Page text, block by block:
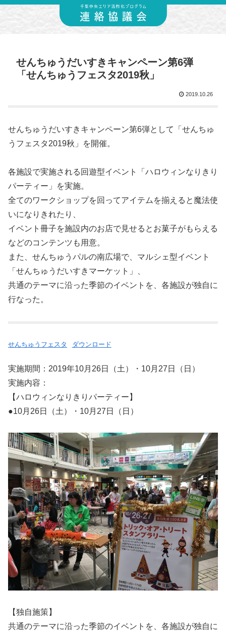
せんちゅうだいすきキャンペーン第6弾
「せんちゅうフェスタ2019秋」
2019.10.26
せんちゅうだいすきキャンペーン第6弾として「せんちゅ
うフェスタ2019秋」を開催。
各施設で実施される回遊型イベント「ハロウィンなりきり
パーティー」を実施。
全てのワークショップを回ってアイテムを揃えると魔法使
いになりきれたり、
イベント冊子を施設内のお店で見せるとお菓子がもらえる
などのコンテンツも用意。
また、せんちゅうパルの南広場で、マルシェ型イベント
「せんちゅうだいすきマーケット」、
共通のテーマに沿った季節のイベントを、各施設が独自に
行なった。
せんちゅうフェスタ ダウンロード
実施期間：2019年10月26日（土）・10月27日（日）
実施内容：
【ハロウィンなりきりパーティー】
●10月26日（土）・10月27日（日）
【独自施策】
共通のテーマに沿った季節のイベントを、各施設が独自に